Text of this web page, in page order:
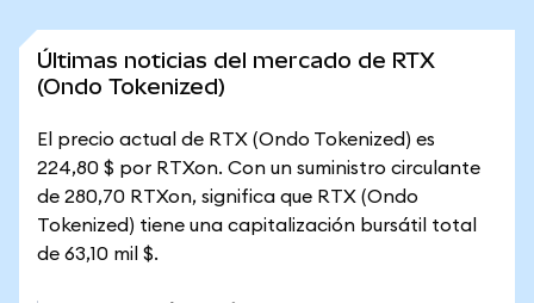
Últimas noticias del mercado de RTX
(Ondo Tokenized)
El precio actual de RTX (Ondo Tokenized) es
224,80 $ por RTXon. Con un suministro circulante
de 280,70 RTXon, significa que RTX (Ondo
Tokenized) tiene una capitalización bursátil total
de 63,10 mil $.